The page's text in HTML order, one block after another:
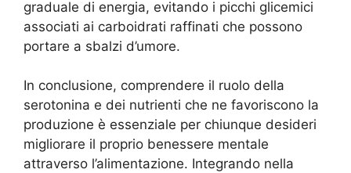
graduale di energia, evitando i picchi glicemici
associati ai carboidrati raffinati che possono
portare a sbalzi d’umore.
In conclusione, comprendere il ruolo della
serotonina e dei nutrienti che ne favoriscono la
produzione è essenziale per chiunque desideri
migliorare il proprio benessere mentale
attraverso l’alimentazione. Integrando nella